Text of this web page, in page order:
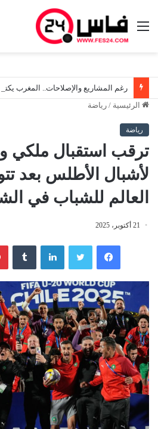
القائمة
الرئيسية / رياضة
رياضة
ترقب استقبال ملكي
لأشبال الأطلس بعد
العالم للشباب في
21 أكتوبر، 2025
فيسبوك لينكدإن